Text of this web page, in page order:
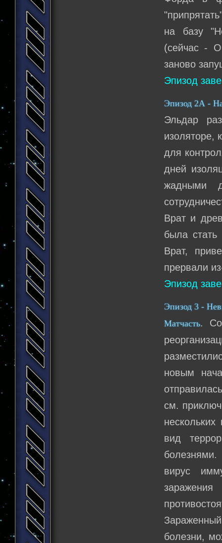
на базу
(сейчас -
заново
Эпизод
Эпизод 2А -
Эльдар
изоляторе,
для
дней
жадными
Врат и
была стать
Врат,
прервали
Эпизод
Эпизод 3 -
Матчасть.
новым
см.
вид
вирус
болезни,